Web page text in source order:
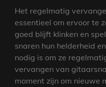
Het regelmatig
essentieel om ervoor te
goed blijft klinken en
snaren hun helderheid
nodig is om ze
vervangen van
moment zijn om nieuwe